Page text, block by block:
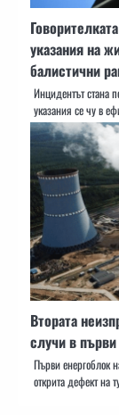
указания на
балистични
Инцидентът стана
указания се чу в
Втората
случи в
Първи енергоблок
открита дефект на